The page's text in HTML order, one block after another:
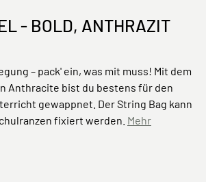
- BOLD, ANTHRAZIT
– pack' ein, was mit muss! Mit dem
Anthracite bist du bestens für den
gewappnet. Der String Bag kann
fixiert werden. Mehr